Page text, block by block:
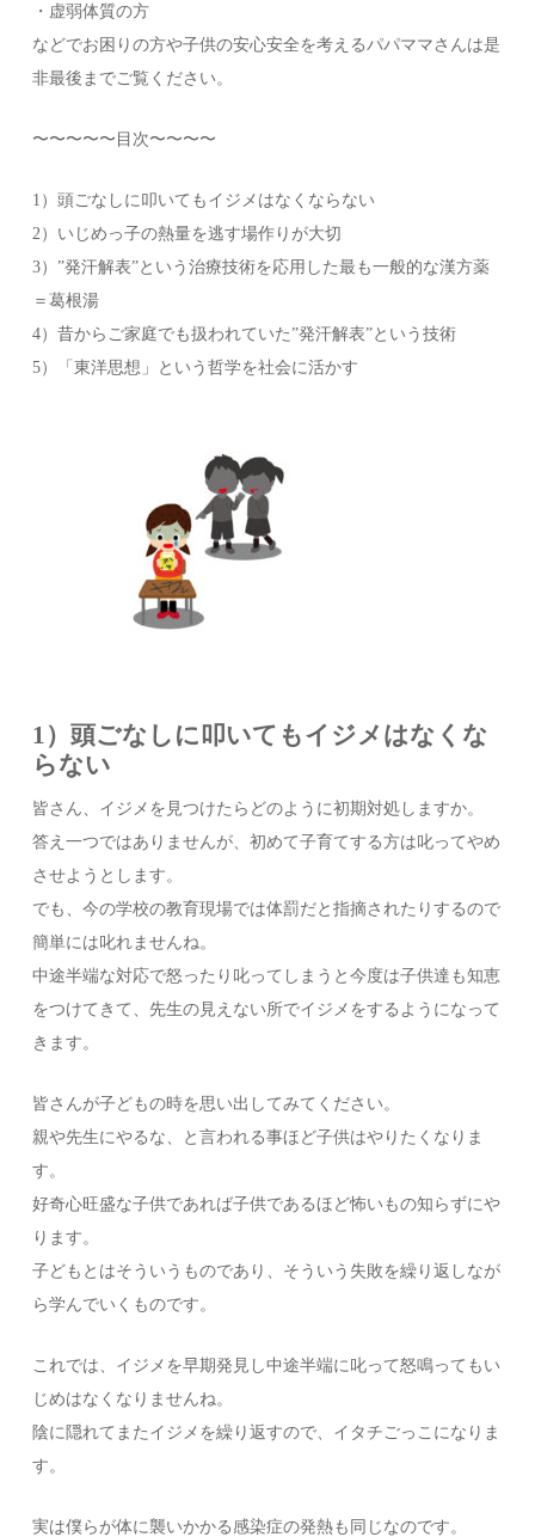
・虚弱体質の方
などでお困りの方や子供の安心安全を考えるパパママさんは是
非最後までご覧ください。
〜〜〜〜〜目次〜〜〜〜
1）頭ごなしに叩いてもイジメはなくならない
2）いじめっ子の熱量を逃す場作りが大切
3）”発汗解表”という治療技術を応用した最も一般的な漢方薬
＝葛根湯
4）昔からご家庭でも扱われていた”発汗解表”という技術
5）「東洋思想」という哲学を社会に活かす
1）頭ごなしに叩いてもイジメはなくな
らない
皆さん、イジメを見つけたらどのように初期対処しますか。
答え一つではありませんが、初めて子育てする方は叱ってやめ
させようとします。
でも、今の学校の教育現場では体罰だと指摘されたりするので
簡単には叱れませんね。
中途半端な対応で怒ったり叱ってしまうと今度は子供達も知恵
をつけてきて、先生の見えない所でイジメをするようになって
きます。
皆さんが子どもの時を思い出してみてください。
親や先生にやるな、と言われる事ほど子供はやりたくなりま
す。
好奇心旺盛な子供であれば子供であるほど怖いもの知らずにや
ります。
子どもとはそういうものであり、そういう失敗を繰り返しなが
ら学んでいくものです。
これでは、イジメを早期発見し中途半端に叱って怒鳴ってもい
じめはなくなりませんね。
陰に隠れてまたイジメを繰り返すので、イタチごっこになりま
す。
実は僕らが体に襲いかかる感染症の発熱も同じなのです。